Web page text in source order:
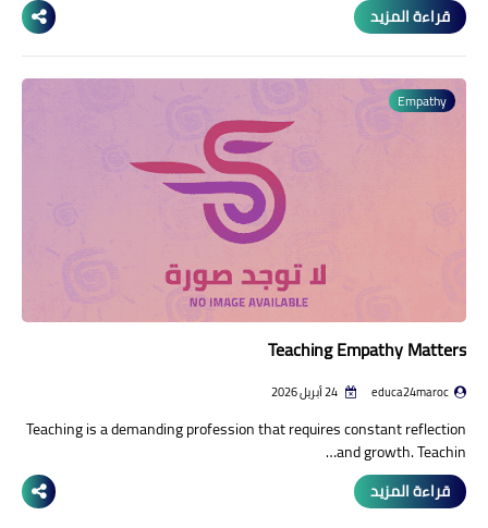
قراءة المزيد
Empathy
Teaching Empathy Matters
educa24maroc
Teaching is a demanding profession that requires constant reflection
and growth. Teachin…
قراءة المزيد